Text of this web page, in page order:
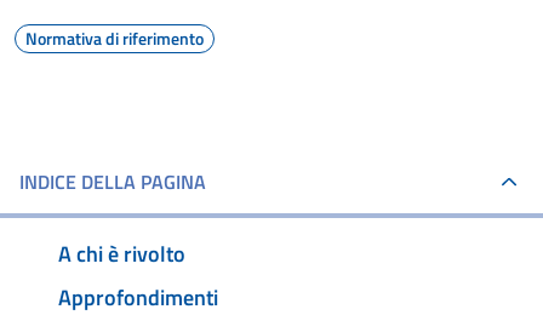
Normativa di riferimento
INDICE DELLA PAGINA
A chi è rivolto
Approfondimenti